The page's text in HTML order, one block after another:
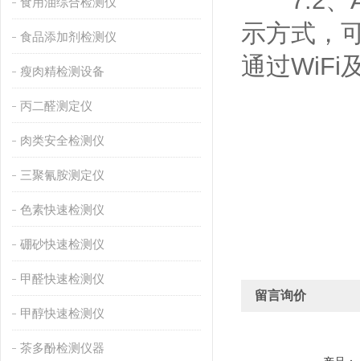
食品添加剂检测仪
瘦肉精检测设备
丙二醛测定仪
肉类安全检测仪
三聚氰胺测定仪
色素快速检测仪
硼砂快速检测仪
甲醛快速检测仪
甲醇快速检测仪
茶多酚检测仪器
示方式，
通过WiFi
留言询价